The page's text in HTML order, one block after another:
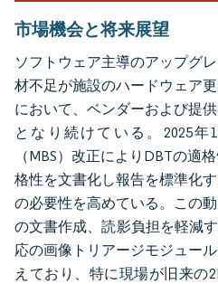
市場機会と将来展望
ソフトウェア主導のアップグ
材不足が施設のハードウェア
において、ベンダーおよび提
となり続けている。2025
（MBS）改正によりDBTの適
格性を文書化し報告を標準化
の必要性を高めている。この
の文書作成、読影負担を軽減
応の画像トリアージモジュー
えており、特に現場が旧来の